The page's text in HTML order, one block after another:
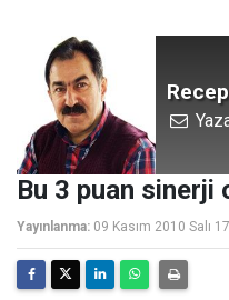
Bu 3 puan sinerji
Yayınlanma: 09 Kasım 2010 Salı